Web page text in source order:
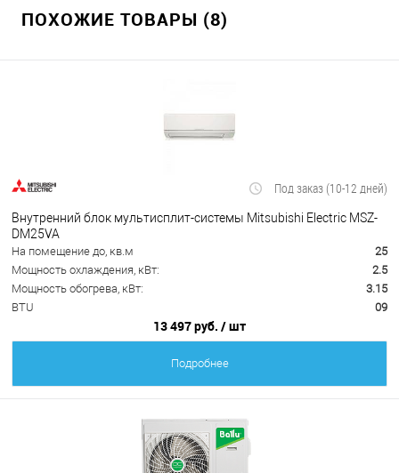
ПОХОЖИЕ ТОВАРЫ (8)
Под заказ (10-12 дней)
Внутренний блок мультисплит-системы Mitsubishi Electric MSZ-
DM25VA
На помещение до, кв.м
25
Мощность охлаждения, кВт:
2.5
Мощность обогрева, кВт:
3.15
BTU
09
13 497 руб. / шт
Подробнее